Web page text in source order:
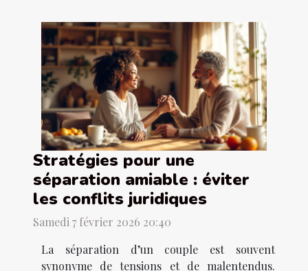
Stratégies pour une
séparation amiable : éviter
les conflits juridiques
Samedi 7 février 2026 20:40
La séparation d’un couple est souvent
synonyme de tensions et de malentendus.